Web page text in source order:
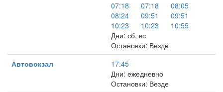
07:18
07:18
08:05
08:24
09:51
09:51
10:23
10:23
10:55
Дни: сб, вс
Остановки: Везде
Автовокзал
17:45
Дни: ежедневно
Остановки: Везде